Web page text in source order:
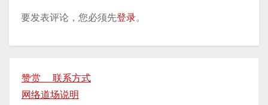
要发表评论，您必须先登录。
赞赏 联系方式
网络道场说明